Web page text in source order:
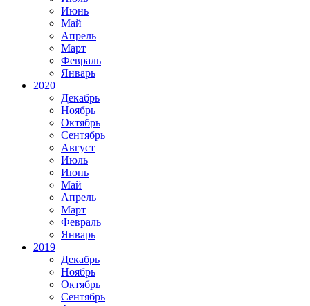
Июнь
Май
Апрель
Март
Февраль
Январь
2020
Декабрь
Ноябрь
Октябрь
Сентябрь
Август
Июль
Июнь
Май
Апрель
Март
Февраль
Январь
2019
Декабрь
Ноябрь
Октябрь
Сентябрь